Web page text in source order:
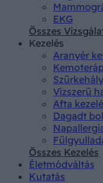
EKG
Összes
Kezelés
Aranyér
Vízszerű
Afta
Dagadt
Összes Kezelés
Életmódváltás
Kutatás